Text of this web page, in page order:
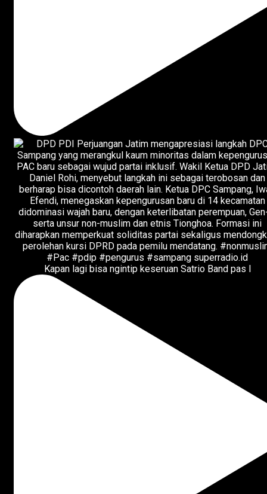
Kapan lagi bisa ngintip keseruan Satrio Band pas l